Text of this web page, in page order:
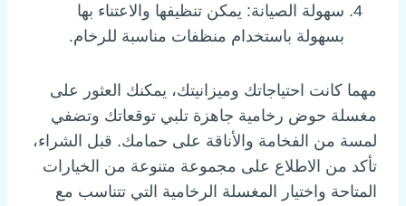
سهولة الصيانة: يمكن تنظيفها والاعتناء بها
بسهولة باستخدام منظفات مناسبة للرخام.
مهما كانت احتياجاتك وميزانيتك، يمكنك العثور على
مغسلة حوض رخامية جاهزة تلبي توقعاتك وتضفي
لمسة من الفخامة والأناقة على حمامك. قبل الشراء،
تأكد من الاطلاع على مجموعة متنوعة من الخيارات
المتاحة واختيار المغسلة الرخامية التي تتناسب مع